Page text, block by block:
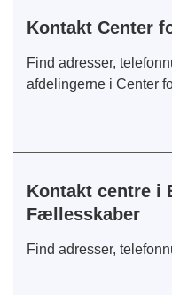
Kontakt Center
Find adresser,
afdelingerne i Center
Kontakt centre i
Fællesskaber
Find adresser,